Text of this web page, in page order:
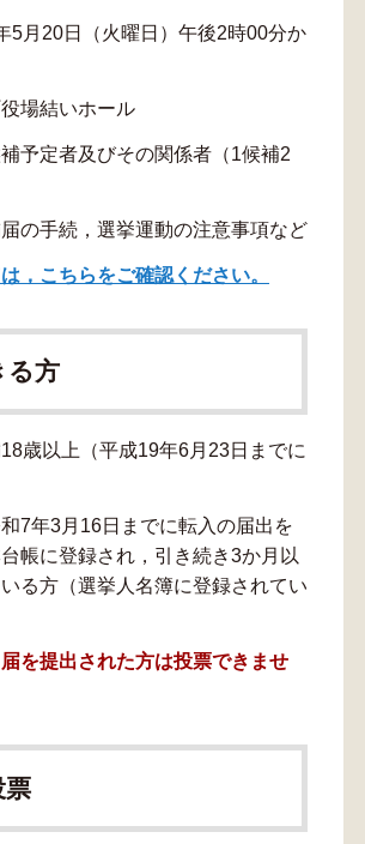
月20日（火曜日）午後2時00分か
場結いホール
予定者及びその関係者（1候補2
の手続，選挙運動の注意事項など
，こちらをご確認ください。
る方
歳以上（平成19年6月23日までに
7年3月16日までに転入の届出を
帳に登録され，引き続き3か月以
いる方（選挙人名簿に登録されてい
届を提出された方は投票できませ
票